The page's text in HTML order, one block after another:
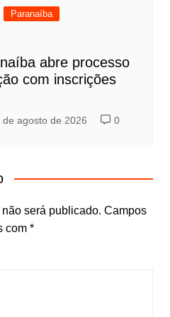
Paranaíba
abre processo
com inscrições
de agosto de 2026 0
será publicado. Campos
com *